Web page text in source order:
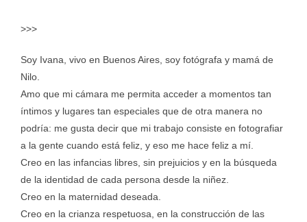
>>>
Soy Ivana, vivo en Buenos Aires, soy fotógrafa y mamá de
Nilo.
Amo que mi cámara me permita acceder a momentos tan
íntimos y lugares tan especiales que de otra manera no
podría: me gusta decir que mi trabajo consiste en fotografiar
a la gente cuando está feliz, y eso me hace feliz a mí.
Creo en las infancias libres, sin prejuicios y en la búsqueda
de la identidad de cada persona desde la niñez.
Creo en la maternidad deseada.
Creo en la crianza respetuosa, en la construcción de las